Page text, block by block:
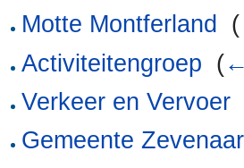
Motte Montferland
(
Activiteitengroep (
Verkeer en Vervoer
Gemeente Zevenaar